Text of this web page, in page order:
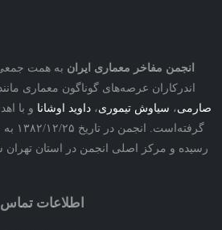
مفاخر معماری ایرانبه همت جمعی از
عرصه‌های گوناگون معماری مانندایرج
،سیاوش تیموری،داوید اوشاناو با اهداف
و مرکز اصلی انجمن در استان تهران
اطلاعات تماس